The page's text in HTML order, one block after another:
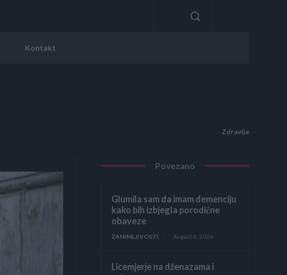
Kontakt
Zdravlje
Povezano
Glumila sam da imam demenciju
kako bih izbjegla porodične
obaveze
ZANIMLJIVOSTI August 6, 2026
Licemjerje na dženazama i